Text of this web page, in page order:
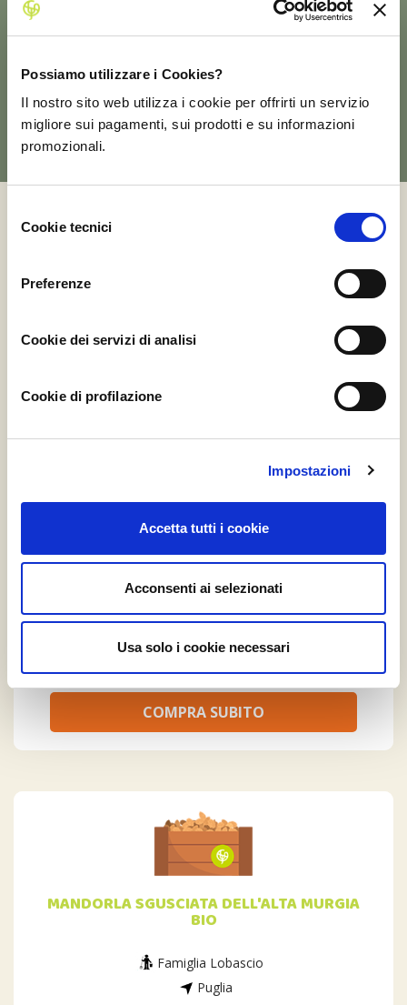
Possiamo utilizzare i Cookies?
Il nostro sito web utilizza i cookie per offrirti un servizio
migliore sui pagamenti, sui prodotti e su informazioni
promozionali.
delCookie tecnici
Preferenze
Cookie dei servizi di analisi
Cookie di profilazione
Impostazioni
Accetta tutti i cookie
Acconsenti ai selezionati
Usa solo i cookie necessari
GUARDA TUTTI GLI ALBERI
Il nostro Biormarket è ricco di profumi e sapori che
pieno rispetto della natura. Scegli, acquista e gusta!
Stefano Nucci
Emilia-Romagna
a partire da € 37.90
COMPRA SUBITO
MANDORLA SGUSCIATA DELL'ALTA MURGIA
BIO
Famiglia Lobascio
Puglia